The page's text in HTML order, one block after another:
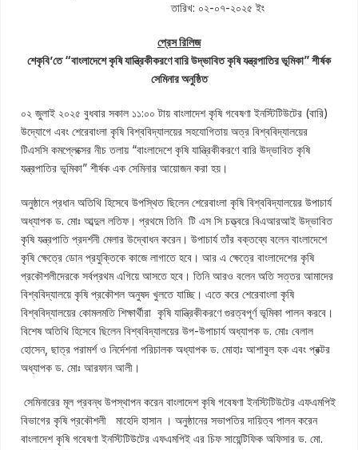
তারিখ: ০২-০৭-২০২৫ ইং
প্রেস রিলিজ
শেকৃবি’তে “বাংলাদেশে কৃষি যান্ত্রিকীকরণে বারি উদ্ভাবিত কৃষি যন্ত্রপাতির ভূমিকা” শীর্ষক
সেমিনার অনুষ্ঠিত
০২ জুলাই ২০২৫ বুধবার সকাল ১১:০০ টায় বাংলাদেশ কৃষি গবেষণা ইনস্টিটিউটের (বারি)
উদ্যোগে এবং শেরেবাংলা কৃষি বিশ্ববিদ্যালয়ের সহযোগিতায় অত্র বিশ্ববিদ্যালয়ের
টিএসসি কমপ্লেক্সের নীচ তলায় “বাংলাদেশে কৃষি যান্ত্রিকীকরণে বারি উদ্ভাবিত কৃষি
যন্ত্রপাতির ভূমিকা” শীর্ষক এক সেমিনার আয়োজন করা হয়।
অনুষ্ঠানে প্রধান অতিথি হিসেবে উপস্থিত ছিলেন শেরেবাংলা কৃষি বিশ্ববিদ্যালয়ের উপাচার্য
অধ্যাপক ড. মোঃ আব্দুল লতিফ। প্রথমে তিনি টি এস সি চত্ত্বরে বিএআরআই উদ্ভাবিত
কৃষি যন্ত্রপাতি প্রদর্শনী মেলার উদ্বোধন করেন। উপাচার্য তাঁর বক্তব্যে বলেন বাংলাদেশে
কৃষি ক্ষেত্রে ডোন প্রযুক্তিকে কাজে লাগাতে হবে। আর এ ক্ষেত্রে বাংলাদেশের কৃষি
প্রকৌশলীদেরকে সর্বপ্রথম এগিয়ে আসতে হবে। তিনি আরও বলেন অতি সত্তর আমাদের
বিশ্ববিদ্যালয়ে কৃষি প্রকৌশল অনুষদ খুলতে যাচ্ছি। এতে করে শেরেবাংলা কৃষি
বিশ্ববিদ্যালয়ের কোমলমতি শিক্ষার্থীরা কৃষি যান্ত্রিকীকরণে গুরত্বপূর্ণ ভূমিকা পালন করবে।
বিশেষ অতিথি হিসেবে ছিলেন বিশ্ববিদ্যালয়ের উপ-উপাচার্য অধ্যাপক ড. মোঃ বেলাল
হোসেন, ছাত্র পরামর্শ ও নির্দেশনা পরিচালক অধ্যাপক ড. মোহাঃ আশাবুল হক এবং প্রক্টর
অধ্যাপক ড. মোঃ আরফান আলী।
সেমিনারের মূল প্রবন্ধ উপস্থাপন করেন বাংলাদেশ কৃষি গবেষণা ইনস্টিটিউটের এফএমপিই
বিভাগের কৃষি প্রকৌশলী মাহেদি হাসান । অনুষ্ঠানের সভাপতির দায়িত্ব পালন করেন
বাংলাদেশ কৃষি গবেষণা ইনস্টিটিউটের এফএমপিই এর চিফ সায়েন্টিফিক অফিসার ড. মো.